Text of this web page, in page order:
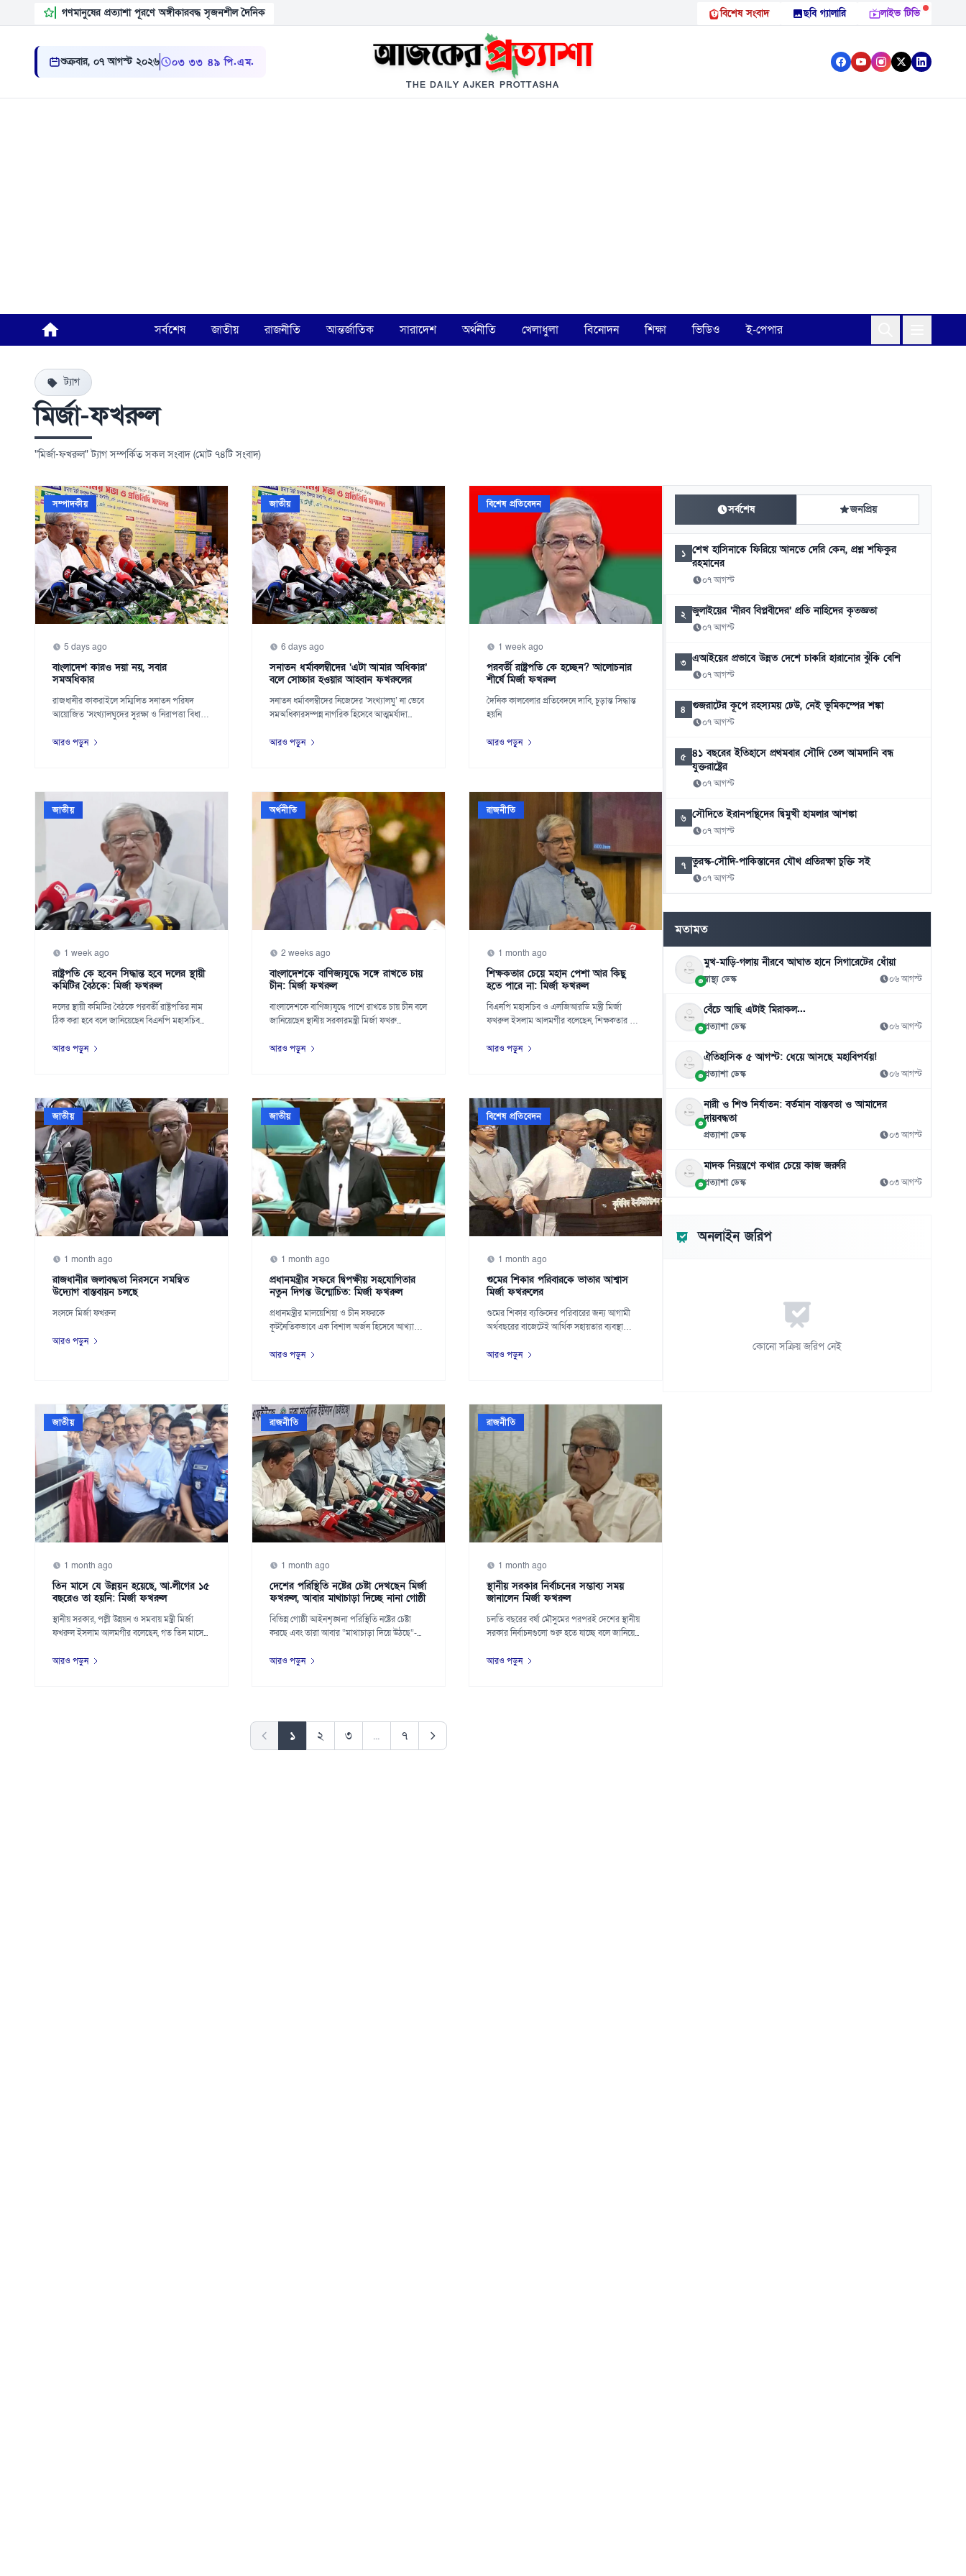
গণমানুষের প্রত্যাশা পূরণে অঙ্গীকারবদ্ধ সৃজনশীল দৈনিক বিশেষ সংবাদ ছবি গ্যালারি লাইভ টিভি
শুক্রবার, ০৭ আগস্ট ২০২৬ ০৩:৩৩:৫০ পি.এম.
THE DAILY AJKER PROTTASHA
সর্বশেষ জাতীয় রাজনীতি আন্তর্জাতিক সারাদেশ অর্থনীতি খেলাধুলা বিনোদন শিক্ষা ভিডিও ই-পেপার
ট্যাগ
মির্জা-ফখরুল
"মির্জা-ফখরুল" ট্যাগ সম্পর্কিত সকল সংবাদ (মোট ৭৪টি সংবাদ)
সম্পাদকীয়
5 days ago
বাংলাদেশ কারও দয়া নয়, সবার
সমঅধিকার
রাজধানীর কাকরাইলে সম্মিলিত সনাতন পরিষদ
আয়োজিত ‘সংখ্যালঘুদের সুরক্ষা ও নিরাপত্তা বিধান’
আরও পড়ুন
জাতীয়
6 days ago
সনাতন ধর্মাবলম্বীদের ‘এটা আমার অধিকার’
বলে সোচ্চার হওয়ার আহ্বান ফখরুলের
সনাতন ধর্মাবলম্বীদের নিজেদের ‘সংখ্যালঘু’ না ভেবে
সমঅধিকারসম্পন্ন নাগরিক হিসেবে আত্মমর্যাদা...
আরও পড়ুন
বিশেষ প্রতিবেদন
1 week ago
পরবর্তী রাষ্ট্রপতি কে হচ্ছেন? আলোচনার
শীর্ষে মির্জা ফখরুল
দৈনিক কালবেলার প্রতিবেদনে দাবি, চূড়ান্ত সিদ্ধান্ত
হয়নি
আরও পড়ুন
জাতীয়
1 week ago
রাষ্ট্রপতি কে হবেন সিদ্ধান্ত হবে দলের স্থায়ী
কমিটির বৈঠকে: মির্জা ফখরুল
দলের স্থায়ী কমিটির বৈঠকে পরবর্তী রাষ্ট্রপতির নাম
ঠিক করা হবে বলে জানিয়েছেন বিএনপি মহাসচিব...
আরও পড়ুন
অর্থনীতি
2 weeks ago
বাংলাদেশকে বাণিজ্যযুদ্ধে সঙ্গে রাখতে চায়
চীন: মির্জা ফখরুল
বাংলাদেশকে বাণিজ্যযুদ্ধে পাশে রাখতে চায় চীন বলে
জানিয়েছেন স্থানীয় সরকারমন্ত্রী মির্জা ফখরু...
আরও পড়ুন
রাজনীতি
1 month ago
শিক্ষকতার চেয়ে মহান পেশা আর কিছু
হতে পারে না: মির্জা ফখরুল
বিএনপি মহাসচিব ও এলজিআরডি মন্ত্রী মির্জা
ফখরুল ইসলাম আলমগীর বলেছেন, শিক্ষকতার চেয়ে
আরও পড়ুন
জাতীয়
1 month ago
রাজধানীর জলাবদ্ধতা নিরসনে সমন্বিত
উদ্যোগ বাস্তবায়ন চলছে
সংসদে মির্জা ফখরুল
আরও পড়ুন
জাতীয়
1 month ago
প্রধানমন্ত্রীর সফরে দ্বিপক্ষীয় সহযোগিতার
নতুন দিগন্ত উন্মোচিত: মির্জা ফখরুল
প্রধানমন্ত্রীর মালয়েশিয়া ও চীন সফরকে
কূটনৈতিকভাবে এক বিশাল অর্জন হিসেবে আখ্যায়িত
আরও পড়ুন
বিশেষ প্রতিবেদন
1 month ago
গুমের শিকার পরিবারকে ভাতার আশ্বাস
মির্জা ফখরুলের
গুমের শিকার ব্যক্তিদের পরিবারের জন্য আগামী
অর্থবছরের বাজেটেই আর্থিক সহায়তার ব্যবস্থা
আরও পড়ুন
জাতীয়
1 month ago
তিন মাসে যে উন্নয়ন হয়েছে, আ.লীগের ১৫
বছরেও তা হয়নি: মির্জা ফখরুল
স্থানীয় সরকার, পল্লী উন্নয়ন ও সমবায় মন্ত্রী মির্জা
ফখরুল ইসলাম আলমগীর বলেছেন, গত তিন মাসে...
আরও পড়ুন
রাজনীতি
1 month ago
দেশের পরিস্থিতি নষ্টের চেষ্টা দেখছেন মির্জা
ফখরুল, আবার মাথাচাড়া দিচ্ছে নানা গোষ্ঠী
বিভিন্ন গোষ্ঠী আইনশৃঙ্খলা পরিস্থিতি নষ্টের চেষ্টা
করছে এবং তারা আবার “মাথাচাড়া দিয়ে উঠছে”-...
আরও পড়ুন
রাজনীতি
1 month ago
স্থানীয় সরকার নির্বাচনের সম্ভাব্য সময়
জানালেন মির্জা ফখরুল
চলতি বছরের বর্ষা মৌসুমের পরপরই দেশের স্থানীয়
সরকার নির্বাচনগুলো শুরু হতে যাচ্ছে বলে জানিয়ে...
আরও পড়ুন
১ ২ ৩ ... ৭
সর্বশেষ জনপ্রিয়
১ শেখ হাসিনাকে ফিরিয়ে আনতে দেরি কেন, প্রশ্ন শফিকুর
রহমানের
০৭ আগস্ট
২ জুলাইয়ের ‘নীরব বিপ্লবীদের’ প্রতি নাহিদের কৃতজ্ঞতা
০৭ আগস্ট
৩ এআইয়ের প্রভাবে উন্নত দেশে চাকরি হারানোর ঝুঁকি বেশি
০৭ আগস্ট
৪ গুজরাটের কূপে রহস্যময় ঢেউ, নেই ভূমিকম্পের শঙ্কা
০৭ আগস্ট
৫ ৪১ বছরের ইতিহাসে প্রথমবার সৌদি তেল আমদানি বন্ধ
যুক্তরাষ্ট্রের
০৭ আগস্ট
৬ সৌদিতে ইরানপন্থিদের দ্বিমুখী হামলার আশঙ্কা
০৭ আগস্ট
৭ তুরস্ক-সৌদি-পাকিস্তানের যৌথ প্রতিরক্ষা চুক্তি সই
০৭ আগস্ট
৮ টেলিটকের ‘জেন-জেড’ অফারে তরুণদের ব্যাপক সাড়া
০৭ আগস্ট
মতামত
মুখ-মাড়ি-গলায় নীরবে আঘাত হানে সিগারেটের ধোঁয়া
স্বাস্থ্য ডেস্ক ০৬ আগস্ট
বেঁচে আছি এটাই মিরাকল...
প্রত্যাশা ডেস্ক ০৬ আগস্ট
ঐতিহাসিক ৫ আগস্ট: ধেয়ে আসছে মহাবিপর্যয়!
প্রত্যাশা ডেস্ক ০৬ আগস্ট
নারী ও শিশু নির্যাতন: বর্তমান বাস্তবতা ও আমাদের
দায়বদ্ধতা
প্রত্যাশা ডেস্ক ০৩ আগস্ট
মাদক নিয়ন্ত্রণে কথার চেয়ে কাজ জরুরি
প্রত্যাশা ডেস্ক ০৩ আগস্ট
অনলাইন জরিপ
কোনো সক্রিয় জরিপ নেই